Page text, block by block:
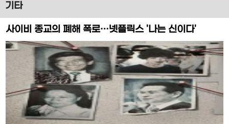
기타
사이비 종교의 폐해 폭로…넷플릭스 '나는 신이다'